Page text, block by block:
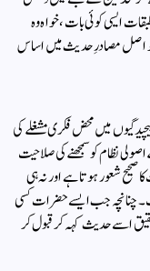
ایسی کوئی بات، خواہ وہ
اصل مصادرِ حدیث میں اساس
میں محض فکری مشغلے کی
نظام کو سمجھنے کی صلاحیت
شعور ہوتا ہے اور نہ ہی
چنانچہ جب ایسے حضرات کسی
اسے حدیث کہہ کر قبول کر